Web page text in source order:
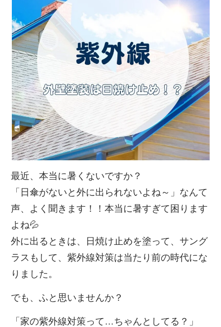
最近、本当に暑くないですか？
「日傘がないと外に出られないよね～」なんて
声、よく聞きます！！本当に暑すぎて困ります
よね💦
外に出るときは、日焼け止めを塗って、サング
ラスもして、紫外線対策は当たり前の時代にな
りました。
でも、ふと思いませんか？
「家の紫外線対策って…ちゃんとしてる？」